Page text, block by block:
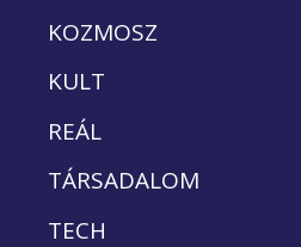
KOZMOSZ
KULT
REÁL
TÁRSADALOM
TECH